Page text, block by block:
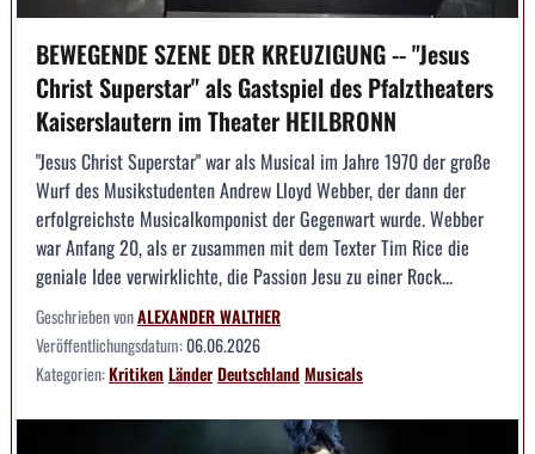
BEWEGENDE SZENE DER KREUZIGUNG -- "Jesus
Christ Superstar" als Gastspiel des Pfalztheaters
Kaiserslautern im Theater HEILBRONN
"Jesus Christ Superstar" war als Musical im Jahre 1970 der große
Wurf des Musikstudenten Andrew Lloyd Webber, der dann der
erfolgreichste Musicalkomponist der Gegenwart wurde. Webber
war Anfang 20, als er zusammen mit dem Texter Tim Rice die
geniale Idee verwirklichte, die Passion Jesu zu einer Rock...
Geschrieben vonALEXANDER WALTHER
Veröffentlichungsdatum:06.06.2026
Kategorien:KritikenLänderDeutschlandMusicals